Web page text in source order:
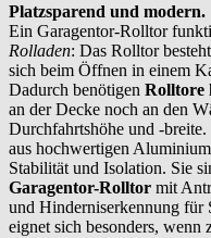
Platzsparend und modern.
Ein Garagentor-Rolltor
Rolladen: Das Rolltor
sich beim Öffnen in einem
Dadurch benötigen Rolltore
an der Decke noch an den
Durchfahrtshöhe und -breite.
aus hochwertigen
Stabilität und Isolation. Sie
Garagentor-Rolltor mit
und Hinderniserkennung für
eignet sich besonders,